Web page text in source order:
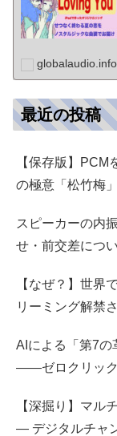
globalaudio.info
最近の投稿
【保存版】
の極意「松竹梅
スピーカーの内
せ・前交差につ
【なぜ？】世界
リーミング解禁
AIによる「第7の
――ゼロクリック
【深掘り】マル
— デジタルチャ